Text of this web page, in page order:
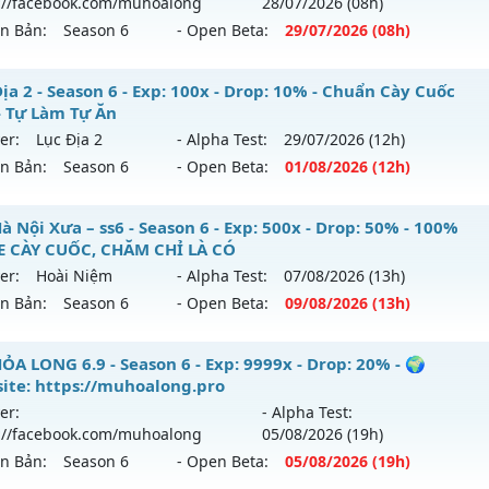
300x - Drop: 20%
loại: Mu Custom thêm đồ mới
BDCAM
Bản:
Season 6 - Open Beta: 29/07/2026 (08h)
Long 6.9 - 🌍 Website: https://muhoalong.pro
ra tháng 07 2026 - Mở máy chủ https://facebook.com/
29/07/2626
Non Reset
Mu Nguyên bản Webzen
XShield
2 - Season 6 - Exp: 100x - Drop: 10% - Chuẩn Cày Cuốc
Tự Làm Tự Ăn
Lục Địa 2 - Alpha Test: 29/07/2026 (12h)
Bản:
Season 6 - Open Beta: 01/08/2026 (12h)
Địa 2 - Chuẩn Cày Cuốc Xưa - Tự Làm Tự Ăn
mới ra tháng 08 2026 - Mở máy chủLục Địa 2vào 12h
100x - Drop: 10%
loại: Mu Nguyên bản Webzen
Chống Hack
Nội Xưa – ss6 - Season 6 - Exp: 500x - Drop: 50% - 100%
CÀY CUỐC, CHĂM CHỈ LÀ CÓ
Hoài Niệm - Alpha Test: 07/08/2026 (13h)
Bản:
Season 6 - Open Beta: 09/08/2026 (13h)
Hà Nội Xưa – ss6 - 100% GAME CÀY CUỐC, CHĂM CHỈ LÀ CÓ
mới ra tháng 08 2026 - Mở máy chủ
Hoài Niệm
500x - Drop: 50%
LONG 6.9 - Season 6 - Exp: 9999x - Drop: 20% - 🌍
https://muhoalong.pro
facebook.com/muhoalong
- Alpha Test:
05/08/2026 (19h)
Bản:
Season 6 - Open Beta: 05/08/2026 (19h)